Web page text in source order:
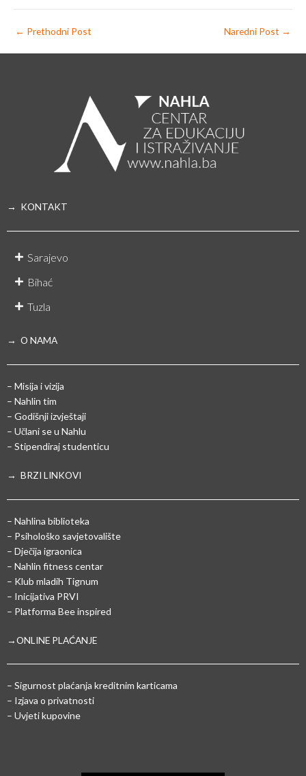
← Prethodni Post Naredni Post →
→ KONTAKT
Sarajevo
Bihać
Tuzla
→ O NAMA
– Misija i vizija
– Nahlin tim
– Godišnji izvještaji
– Učlani se u Nahlu
– Stipendiraj studenticu
→ BRZI LINKOVI
– Nahlina biblioteka
– Psihološko savjetovalište
– Dječija igraonica
– Nahlin fitness centar
– Klub mladih Tignum
– Inicijativa PRVI
– Platforma Bee inspired
→ONLINE PLAĆANJE
– Sigurnost plaćanja kreditnim karticama
– Izjava o privatnosti
– Uvjeti kupovine